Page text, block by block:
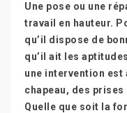
Une pose ou une
travail en hauteur.
qu’il dispose de
qu’il ait les
une intervention est
chapeau, des
Quelle que soit la